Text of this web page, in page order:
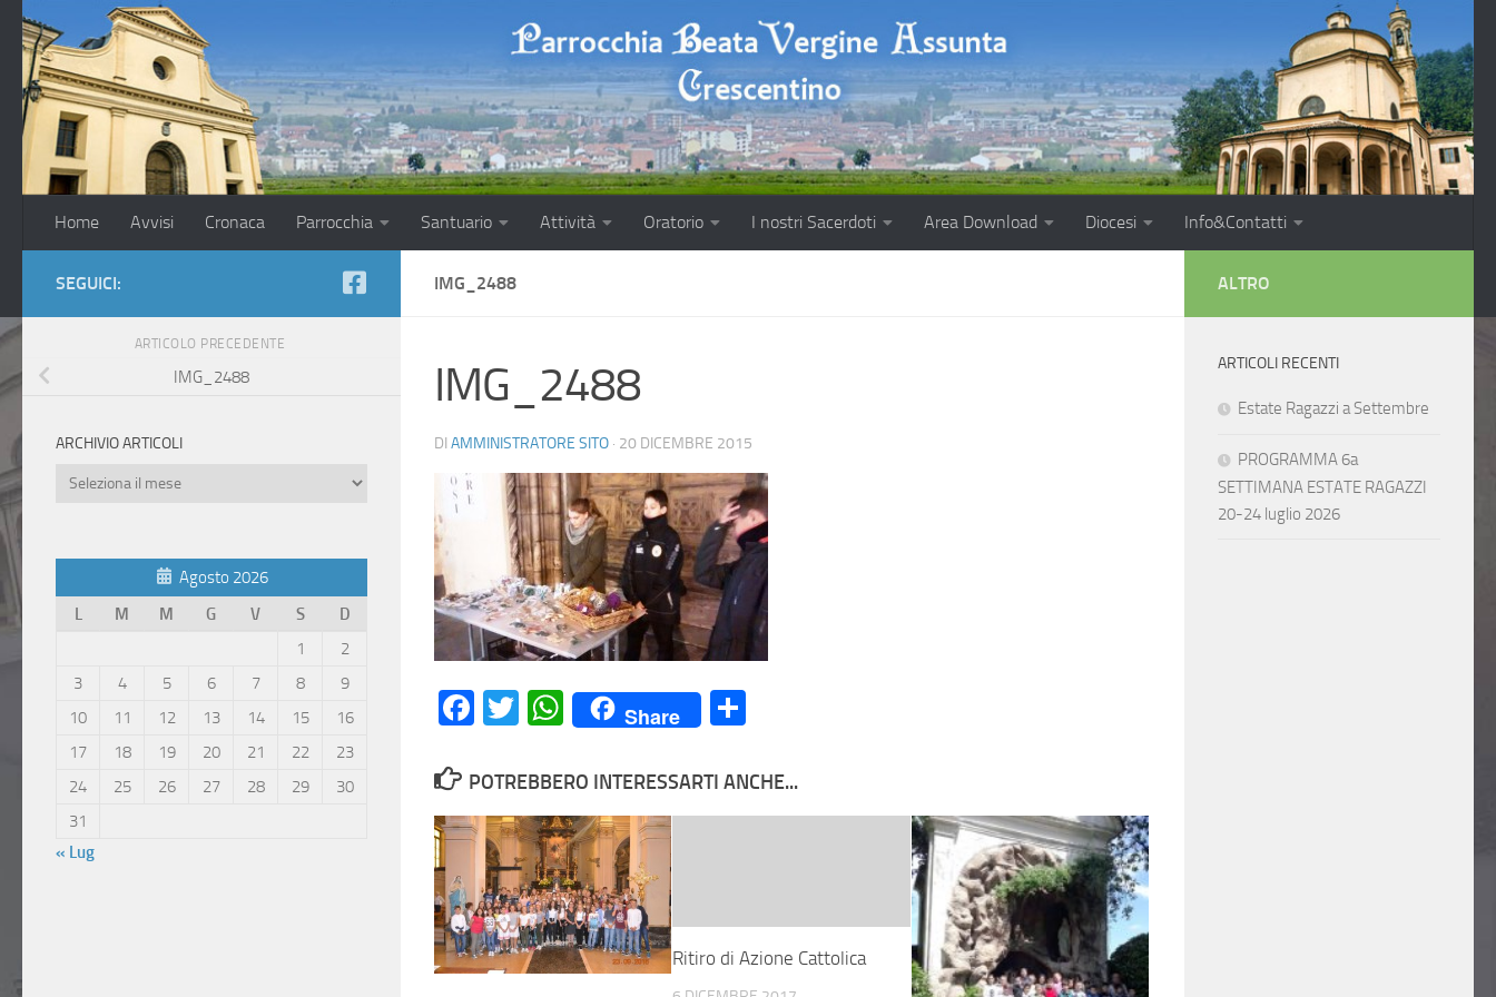
Salta al contenuto
Home Avvisi Cronaca Parrocchia Santuario Attività Oratorio I nostri Sacerdoti Area Download Diocesi Info&Contatti
IMG_2488
IMG_2488
DI AMMINISTRATORE SITO · 20 DICEMBRE 2015
Facebook
Twitter
WhatsApp
Share
POTREBBERO INTERESSARTI ANCHE...
Ritiro di Azione Cattolica
SEGUICI:
ARTICOLO PRECEDENTE
IMG_2488
ARCHIVIO ARTICOLI
Archivio
Agosto 2026
L
M M G V S
D
1
2
3
4 5 6 7 8
9
10
11 12 13 14 15
16
17
18 19 20 21 22
23
24
25 26 27 28 29
30
31
« Lug
ALTRO
ARTICOLI RECENTI
Estate Ragazzi a Settembre
PROGRAMMA 6a
SETTIMANA ESTATE RAGAZZI
20-24 luglio 2026